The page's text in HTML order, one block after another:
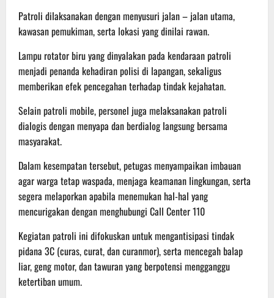
Patroli dilaksanakan dengan menyusuri jalan – jalan utama,
kawasan pemukiman, serta lokasi yang dinilai rawan.
Lampu rotator biru yang dinyalakan pada kendaraan patroli
menjadi penanda kehadiran polisi di lapangan, sekaligus
memberikan efek pencegahan terhadap tindak kejahatan.
Selain patroli mobile, personel juga melaksanakan patroli
dialogis dengan menyapa dan berdialog langsung bersama
masyarakat.
Dalam kesempatan tersebut, petugas menyampaikan imbauan
agar warga tetap waspada, menjaga keamanan lingkungan, serta
segera melaporkan apabila menemukan hal-hal yang
mencurigakan dengan menghubungi Call Center 110
Kegiatan patroli ini difokuskan untuk mengantisipasi tindak
pidana 3C (curas, curat, dan curanmor), serta mencegah balap
liar, geng motor, dan tawuran yang berpotensi mengganggu
ketertiban umum.